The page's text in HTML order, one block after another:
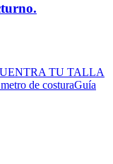
TU TALLA
Guía